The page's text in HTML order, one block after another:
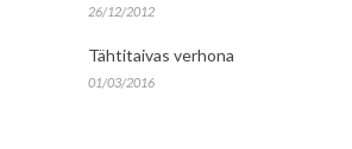
26/12/2012
Tähtitaivas verhona
01/03/2016